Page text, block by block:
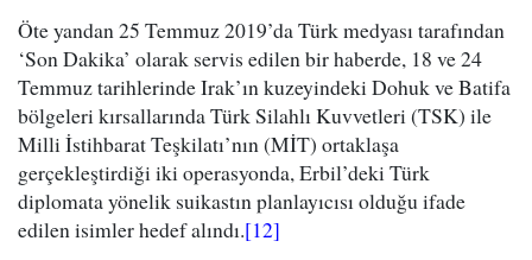
Öte yandan 25 Temmuz 2019’da Türk medyası tarafından
‘Son Dakika’ olarak servis edilen bir haberde, 18 ve 24
Temmuz tarihlerinde Irak’ın kuzeyindeki Dohuk ve Batifa
bölgeleri kırsallarında Türk Silahlı Kuvvetleri (TSK) ile
Milli İstihbarat Teşkilatı’nın (MİT) ortaklaşa
gerçekleştirdiği iki operasyonda, Erbil’deki Türk
diplomata yönelik suikastın planlayıcısı olduğu ifade
edilen isimler hedef alındı.[12]